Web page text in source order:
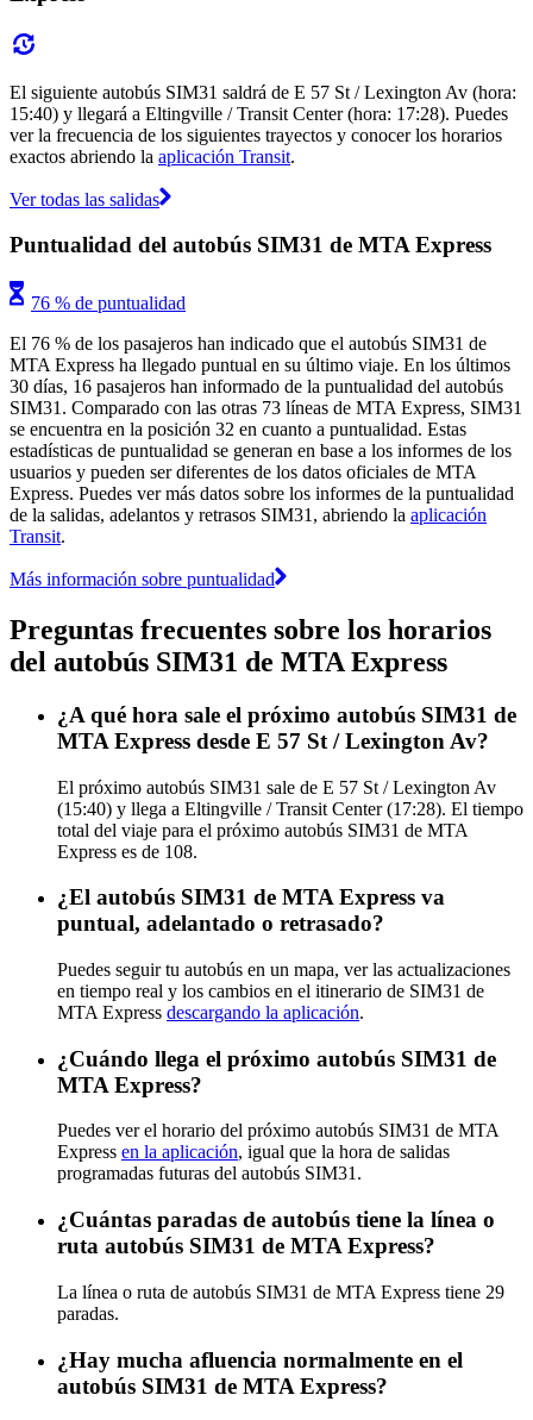
El siguiente autobús SIM31 saldrá de E 57 St / Lexington Av (hora:
15:40) y llegará a Eltingville / Transit Center (hora: 17:28). Puedes
ver la frecuencia de los siguientes trayectos y conocer los horarios
exactos abriendo la aplicación Transit.
Ver todas las salidas
Puntualidad del autobús SIM31 de MTA Express
76 % de puntualidad
El 76 % de los pasajeros han indicado que el autobús SIM31 de
MTA Express ha llegado puntual en su último viaje. En los últimos
30 días, 16 pasajeros han informado de la puntualidad del autobús
SIM31. Comparado con las otras 73 líneas de MTA Express, SIM31
se encuentra en la posición 32 en cuanto a puntualidad. Estas
estadísticas de puntualidad se generan en base a los informes de los
usuarios y pueden ser diferentes de los datos oficiales de MTA
Express. Puedes ver más datos sobre los informes de la puntualidad
de la salidas, adelantos y retrasos SIM31, abriendo la aplicación
Transit.
Más información sobre puntualidad
Preguntas frecuentes sobre los horarios
del autobús SIM31 de MTA Express
¿A qué hora sale el próximo autobús SIM31 de
MTA Express desde E 57 St / Lexington Av?
El próximo autobús SIM31 sale de E 57 St / Lexington Av
(15:40) y llega a Eltingville / Transit Center (17:28). El tiempo
total del viaje para el próximo autobús SIM31 de MTA
Express es de 108.
¿El autobús SIM31 de MTA Express va
puntual, adelantado o retrasado?
Puedes seguir tu autobús en un mapa, ver las actualizaciones
en tiempo real y los cambios en el itinerario de SIM31 de
MTA Express descargando la aplicación.
¿Cuándo llega el próximo autobús SIM31 de
MTA Express?
Puedes ver el horario del próximo autobús SIM31 de MTA
Express en la aplicación, igual que la hora de salidas
programadas futuras del autobús SIM31.
¿Cuántas paradas de autobús tiene la línea o
ruta autobús SIM31 de MTA Express?
La línea o ruta de autobús SIM31 de MTA Express tiene 29
paradas.
¿Hay mucha afluencia normalmente en el
autobús SIM31 de MTA Express?